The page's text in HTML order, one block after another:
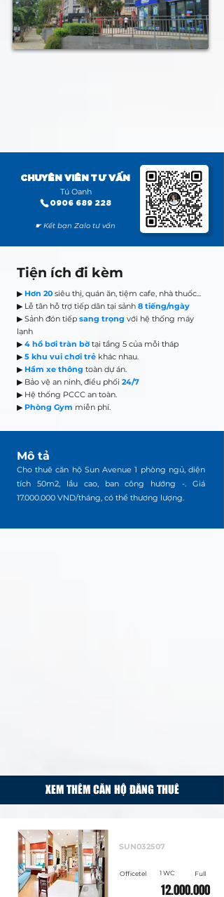
CHUYÊN VIÊN TƯ VẤN
Tú Oanh
0906 689 228
☛ Kết bạn Zalo tư vấn
Tiện ích đi kèm
▶ Hơn 20 siêu thị, quán ăn, tiệm cafe, nhà thuốc...
▶ Lễ tân hỗ trợ tiếp dân tại sảnh 8 tiếng/ngày
▶ Sảnh đón tiếp sang trọng với hệ thống máy
lạnh
▶ 4 hồ bơi tràn bờ tại tầng 5 của mỗi tháp
▶ 5 khu vui chơi trẻ khác nhau.
▶ Hầm xe thông toàn dự án.
▶ Bảo vệ an ninh, điều phối 24/7
▶ Hệ thống PCCC an toàn.
▶ Phòng Gym miễn phí.
Mô tả
Cho thuê căn hộ Sun Avenue 1 phòng ngủ, diện
tích 50m2, lầu cao, ban công hướng -. Giá
17.000.000 VND/tháng, có thể thương lượng.
XEM THÊM CĂN HỘ ĐĂNG THUÊ
SUN032507
Officetel 1 WC Full
12.000.000